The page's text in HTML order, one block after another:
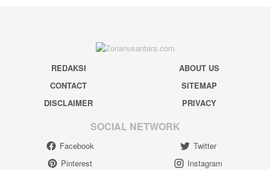
REDAKSI
ABOUT US
CONTACT
SITEMAP
DISCLAIMER
PRIVACY
SOCIAL NETWORK
Facebook
Twitter
Pinterest
Instagram